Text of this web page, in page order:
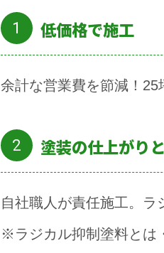
低価格で施工
余計な営業費を節減！
塗装の仕上がり
自社職人が責任施工。
※ラジカル抑制塗料とは